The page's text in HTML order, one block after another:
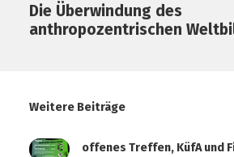
Die Überwindung des
anthropozentrischen
Weitere Beiträge
offenes Treffen, KüfA und